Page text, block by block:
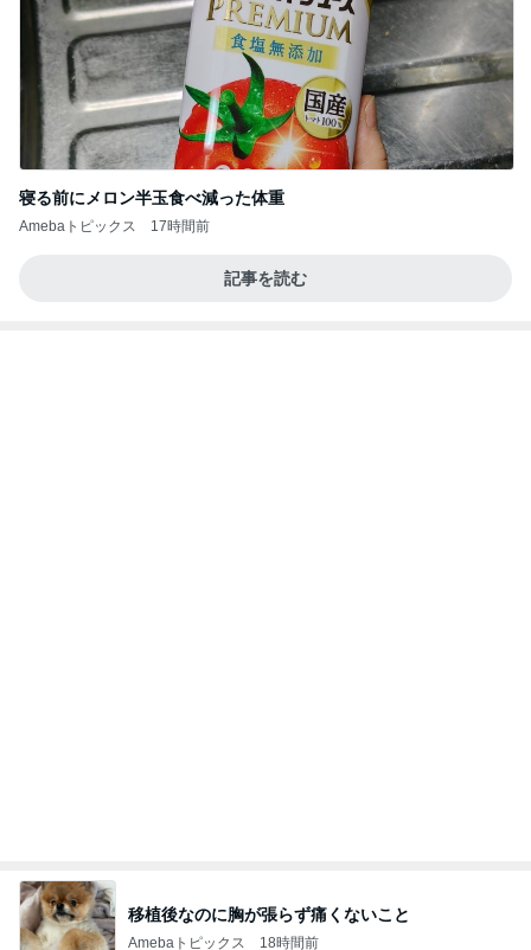
寝る前にメロン半玉食べ減った体重
Amebaトピックス 17時間前
記事を読む
移植後なのに胸が張らず痛くないこと
Amebaトピックス 18時間前